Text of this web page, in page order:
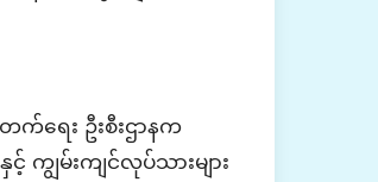
ရေး ဦးစီးဌာနက
ကျွမ်းကျင်လုပ်သားများ